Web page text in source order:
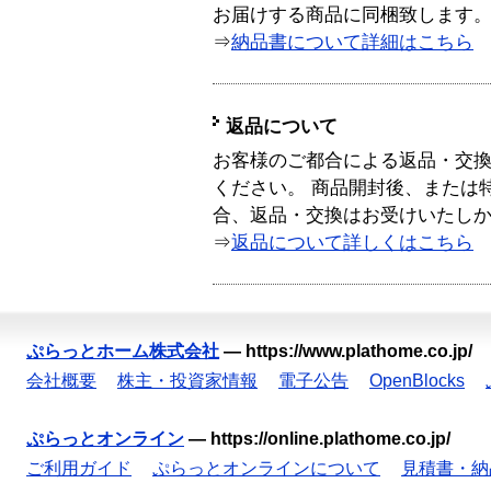
お届けする商品に同梱致します。
⇒納品書について詳細はこちら
返品について
お客様のご都合による返品・交
ください。 商品開封後、または
合、返品・交換はお受けいたし
⇒返品について詳しくはこちら
ぷらっとホーム株式会社 — https://www.plathome.co.jp/
会社概要
株主・投資家情報 電子公告 OpenBlocks
ぷらっとオンライン — https://online.plathome.co.jp/
ご利用ガイド
ぷらっとオンラインについて 見積書・